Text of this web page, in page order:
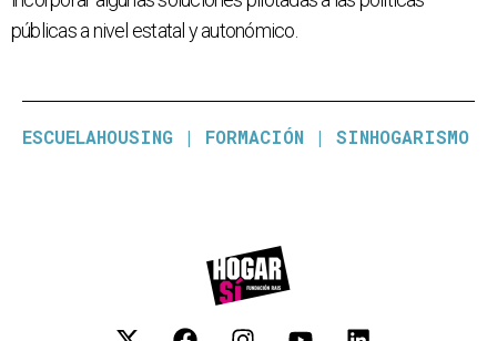
públicas a nivel estatal y autonómico.
ESCUELAHOUSING | FORMACIÓN | SINHOGARISMO